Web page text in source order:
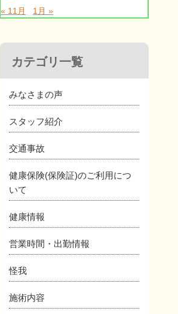
« 11月 1月 »
カテゴリ一覧
みなさまの声
スタッフ紹介
交通事故
健康保険(保険証)のご利用につ
いて
健康情報
営業時間・出勤情報
怪我
施術内容